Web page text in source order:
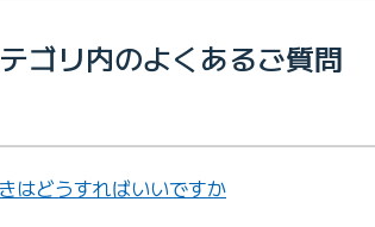
ゴリ内のよくあるご質問
はどうすればいいですか